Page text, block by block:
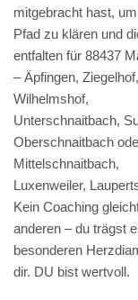
mitgebracht hast,
Pfad zu klären und
entfalten für 88437
– Äpfingen, Ziegelhof,
Wilhelmshof,
Unterschnaitbach,
Oberschnaitbach
Mittelschnaitbach,
Luxenweiler,
Kein Coaching
anderen – du trägst
besonderen
dir. DU bist wertvoll.